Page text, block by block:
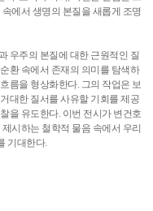
에서 생명의 본질을 새롭게 조명
우주의 본질에 대한 근원적인 질
환 속에서 존재의 의미를 탐색하
름을 형상화한다. 그의 작업은 보
대한 질서를 사유할 기회를 제공
을 유도한다. 이번 전시가 변건호
시하는 철학적 물음 속에서 우리
기대한다.